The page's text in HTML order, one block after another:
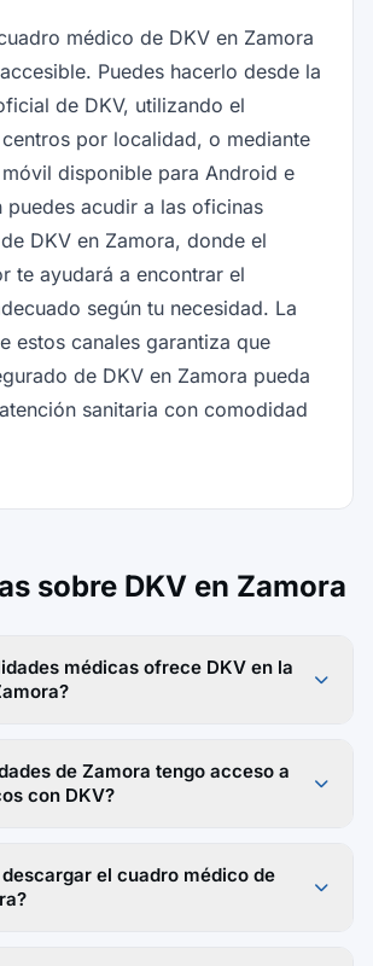
médico de DKV en Zamora
Puedes hacerlo desde la
de DKV, utilizando el
por localidad, o mediante
disponible para Android e
puedes acudir a las oficinas
DKV en Zamora, donde el
te ayudará a encontrar el
según tu necesidad. La
estos canales garantiza que
de DKV en Zamora pueda
sanitaria con comodidad
sobre DKV en Zamora
médicas ofrece DKV en la
de Zamora tengo acceso a
con DKV?
el cuadro médico de